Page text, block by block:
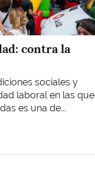
contra la
sociales y
laboral en las que
es una de...